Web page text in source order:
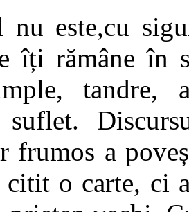
nu este,cu
îți rămâne în
frumos a
o carte, ci